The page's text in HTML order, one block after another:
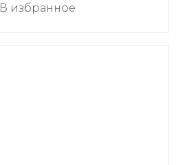
В избранное